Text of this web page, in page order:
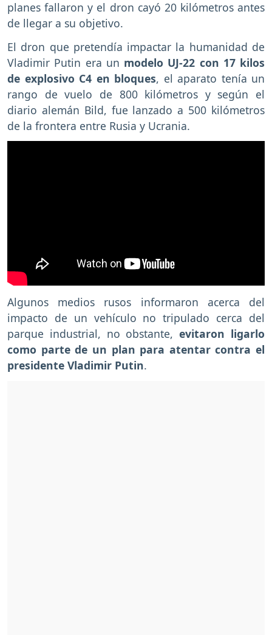
planes fallaron y el dron cayó 20 kilómetros antes
de llegar a su objetivo.
El dron que pretendía impactar la humanidad de
Vladimir Putin era un modelo UJ-22 con 17 kilos
de explosivo C4 en bloques, el aparato tenía un
rango de vuelo de 800 kilómetros y según el
diario alemán Bild, fue lanzado a 500 kilómetros
de la frontera entre Rusia y Ucrania.
Algunos medios rusos informaron acerca del
impacto de un vehículo no tripulado cerca del
parque industrial, no obstante,evitaron ligarlo
como parte de un plan para atentar contra el
presidente Vladimir Putin.